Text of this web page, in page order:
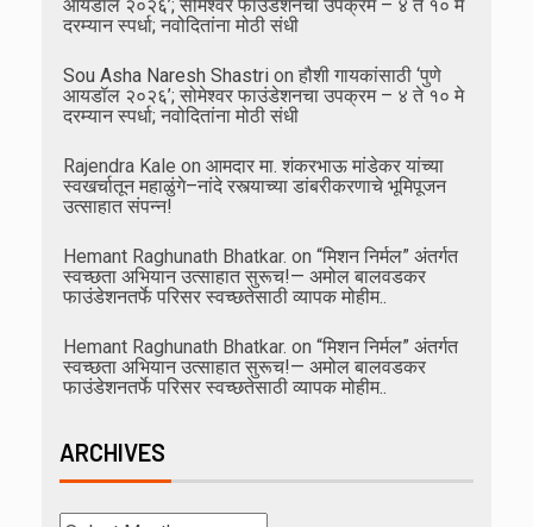
आयडॉल २०२६’; सोमेश्वर फाउंडेशनचा उपक्रम – ४ ते १० मे
दरम्यान स्पर्धा; नवोदितांना मोठी संधी
Sou Asha Naresh Shastri on हौशी गायकांसाठी ‘पुणे
आयडॉल २०२६’; सोमेश्वर फाउंडेशनचा उपक्रम – ४ ते १० मे
दरम्यान स्पर्धा; नवोदितांना मोठी संधी
Rajendra Kale on आमदार मा. शंकरभाऊ मांडेकर यांच्या
स्वखर्चातून महाळुंगे–नांदे रस्त्याच्या डांबरीकरणाचे भूमिपूजन
उत्साहात संपन्न!
Hemant Raghunath Bhatkar. on “मिशन निर्मल” अंतर्गत
स्वच्छता अभियान उत्साहात सुरूच!— अमोल बालवडकर
फाउंडेशनतर्फे परिसर स्वच्छतेसाठी व्यापक मोहीम..
Hemant Raghunath Bhatkar. on “मिशन निर्मल” अंतर्गत
स्वच्छता अभियान उत्साहात सुरूच!— अमोल बालवडकर
फाउंडेशनतर्फे परिसर स्वच्छतेसाठी व्यापक मोहीम..
ARCHIVES